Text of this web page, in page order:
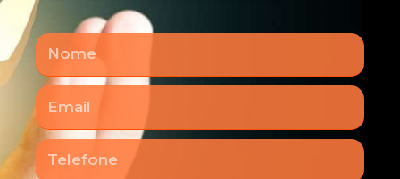
Nome
Email
Telefone